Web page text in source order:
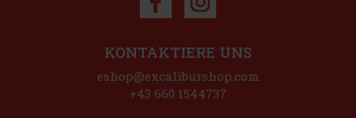
KONTAKTIERE UNS
eshop@excaliburshop.com
+43 660 1544737